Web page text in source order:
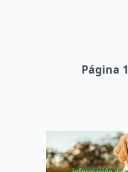
Página 1